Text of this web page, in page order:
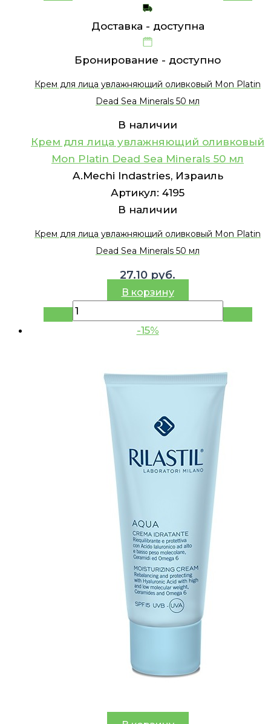
Доставка - доступна
Бронирование - доступно
Крем для лица увлажняющий оливковый Mon Platin
Dead Sea Minerals 50 мл
В наличии
Крем для лица увлажняющий оливковый
Mon Platin Dead Sea Minerals 50 мл
A.Mechi Indastries, Израиль
Артикул: 4195
В наличии
Крем для лица увлажняющий оливковый Mon Platin
Dead Sea Minerals 50 мл
27.10 руб.
В корзину
-15%